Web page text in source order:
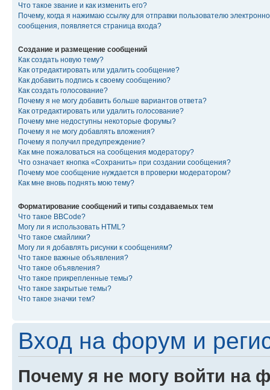
Что такое звание и как изменить его?
Почему, когда я нажимаю ссылку для отправки пользователю
сообщения, появляется страница входа?
Создание и размещение сообщений
Как создать новую тему?
Как отредактировать или удалить сообщение?
Как добавить подпись к своему сообщению?
Как создать голосование?
Почему я не могу добавить больше вариантов ответа?
Как отредактировать или удалить голосование?
Почему мне недоступны некоторые форумы?
Почему я не могу добавлять вложения?
Почему я получил предупреждение?
Как мне пожаловаться на сообщения модератору?
Что означает кнопка «Сохранить» при создании сообщения?
Почему мое сообщение нуждается в проверки модератором?
Как мне вновь поднять мою тему?
Форматирование сообщений и типы создаваемых тем
Что такое BBCode?
Могу ли я использовать HTML?
Что такое смайлики?
Могу ли я добавлять рисунки к сообщениям?
Что такое важные объявления?
Что такое объявления?
Что такое прикрепленные темы?
Что такое закрытые темы?
Что такое значки тем?
Вход на форум и
Почему я не могу войти на